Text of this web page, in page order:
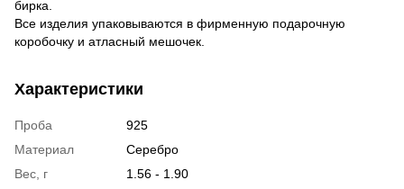
бирка.
Все изделия упаковываются в фирменную подарочную
коробочку и атласный мешочек.
Характеристики
Проба
925
Материал
Серебро
Вес, г
1.56 - 1.90